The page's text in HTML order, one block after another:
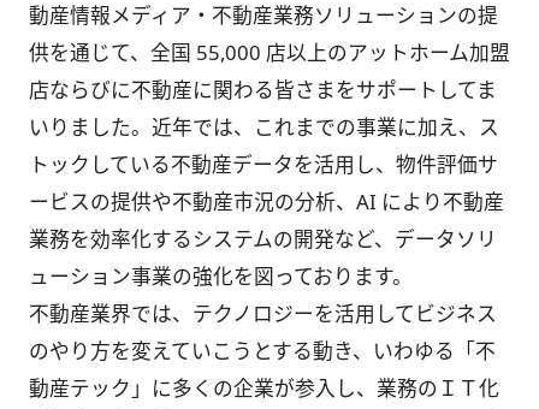
動産情報メディア・不動産業務ソリューションの提
供を通じて、全国 55,000 店以上のアットホーム加盟
店ならびに不動産に関わる皆さまをサポートしてま
いりました。近年では、これまでの事業に加え、ス
トックしている不動産データを活用し、物件評価サ
ービスの提供や不動産市況の分析、AI により不動産
業務を効率化するシステムの開発など、データソリ
ューション事業の強化を図っております。
不動産業界では、テクノロジーを活用してビジネス
のやり方を変えていこうとする動き、いわゆる「不
動産テック」に多くの企業が参入し、業務のＩＴ化